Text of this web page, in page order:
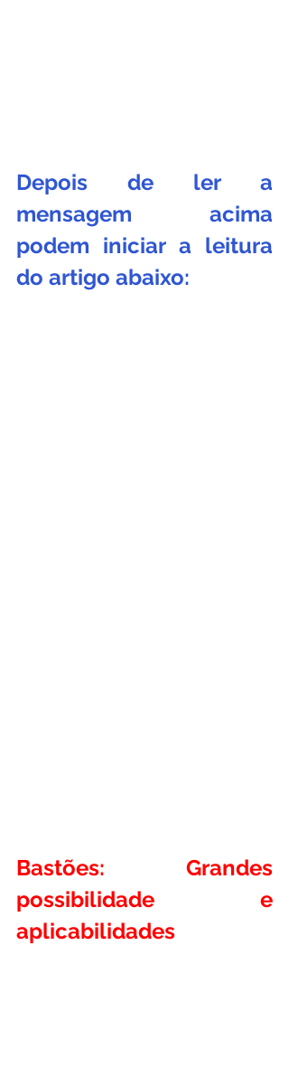
Depois de ler a
mensagem acima
podem iniciar a leitura
do artigo abaixo:
Bastões: Grandes
possibilidade e
aplicabilidades